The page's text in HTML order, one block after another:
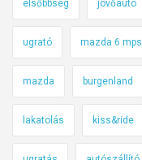
elsőbbség jövőautó
ugrató mazda 6 mps
mazda burgenland
lakatolás kiss&ride